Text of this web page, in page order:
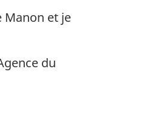
Manon et je
du